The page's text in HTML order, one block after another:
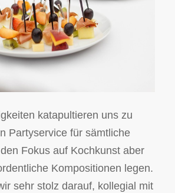
katapultieren uns zu
Partyservice für sämtliche
Fokus auf Kochkunst aber
Kompositionen legen.
sehr stolz darauf, kollegial mit